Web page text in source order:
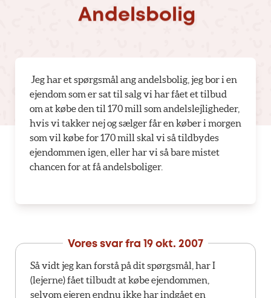
Andelsbolig
Jeg har et spørgsmål ang andelsbolig, jeg bor i en
ejendom som er sat til salg vi har fået et tilbud
om at købe den til 170 mill som andelslejligheder,
hvis vi takker nej og sælger får en køber i morgen
som vil købe for 170 mill skal vi så tildbydes
ejendommen igen, eller har vi så bare mistet
chancen for at få andelsboliger.
Vores svar fra 19 okt. 2007
Så vidt jeg kan forstå på dit spørgsmål, har I
(lejerne) fået tilbudt at købe ejendommen,
selvom ejeren endnu ikke har indgået en